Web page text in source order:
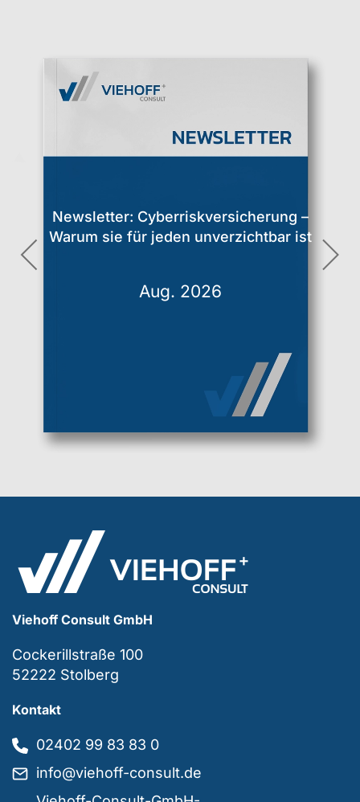
IT-Sicherheitsnewsletter
Juli 2026
Viehoff Consult GmbH
Cockerillstraße 100
52222 Stolberg
Kontakt
02402 99 83 83 0
info@viehoff-consult.de